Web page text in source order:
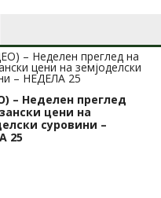
– Неделен преглед
цени на
суровини –
25